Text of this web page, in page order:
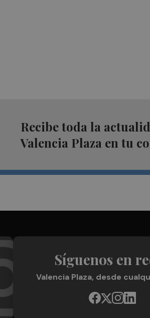
Recibe toda la
Valencia Plaza en tu
Síguenos en
Valencia Plaza, desde